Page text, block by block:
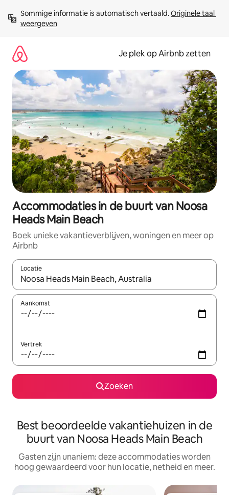
direct
naar
Sommige informatie is automatisch vertaald. Originele taal
weergeven
Je plek op Airbnb zetten
Accommodaties in de buurt van Noosa
Heads Main Beach
Boek unieke vakantieverblijven, woningen en meer op
Airbnb
Locatie
Wanneer er resultaten beschikbaar zijn, maak je een keuze
Aankomst
Vertrek
Zoeken
Best beoordeelde vakantiehuizen in de
buurt van Noosa Heads Main Beach
Gasten zijn unaniem: deze accommodaties worden
hoog gewaardeerd voor hun locatie, netheid en meer.